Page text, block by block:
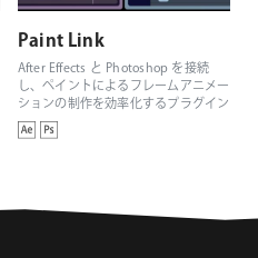
Paint Link
After Effects と Photoshop を接続
し、ペイントによるフレームアニメー
ションの制作を効率化するプラグイン